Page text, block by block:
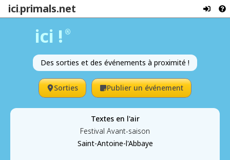
ici.primals.net
ici ! ®
Des sorties et des événements à proximité !
Sorties Publier un événement
Textes en l'air
Festival Avant-saison
Saint-Antoine-l'Abbaye